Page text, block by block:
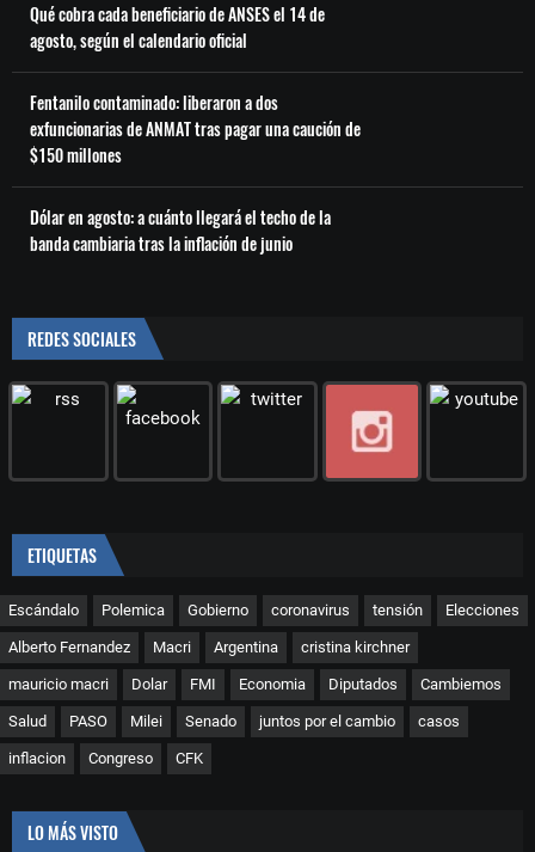
Qué cobra cada beneficiario de ANSES el 14 de
agosto, según el calendario oficial
Fentanilo contaminado: liberaron a dos
exfuncionarias de ANMAT tras pagar una caución de
$150 millones
Dólar en agosto: a cuánto llegará el techo de la
banda cambiaria tras la inflación de junio
REDES SOCIALES
ETIQUETAS
Escándalo Polemica Gobierno coronavirus tensión Elecciones
Alberto Fernandez Macri Argentina cristina kirchner
mauricio macri Dolar FMI Economia Diputados Cambiemos
Salud PASO Milei Senado juntos por el cambio casos
inflacion Congreso CFK
LO MÁS VISTO